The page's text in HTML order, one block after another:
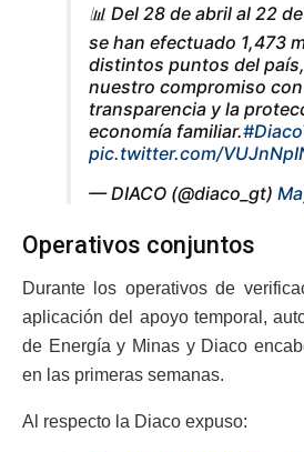
📊 Del 28 de abril al 22
se han efectuado 1,473
distintos puntos del
nuestro compromiso
transparencia y la
economía familiar.
pic.twitter.com/
— DIACO (@diaco_gt)
Operativos conjuntos
Durante los operativos de
aplicación del apoyo temporal,
de Energía y Minas y Diaco
en las primeras semanas.
Al respecto la Diaco expuso: